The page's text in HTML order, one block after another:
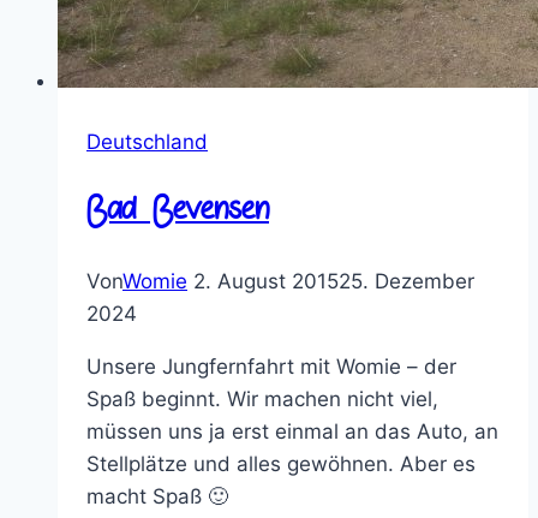
Deutschland
Bad Bevensen
VonWomie 2. August 201525. Dezember
2024
Unsere Jungfernfahrt mit Womie – der
Spaß beginnt. Wir machen nicht viel,
müssen uns ja erst einmal an das Auto, an
Stellplätze und alles gewöhnen. Aber es
macht Spaß 🙂